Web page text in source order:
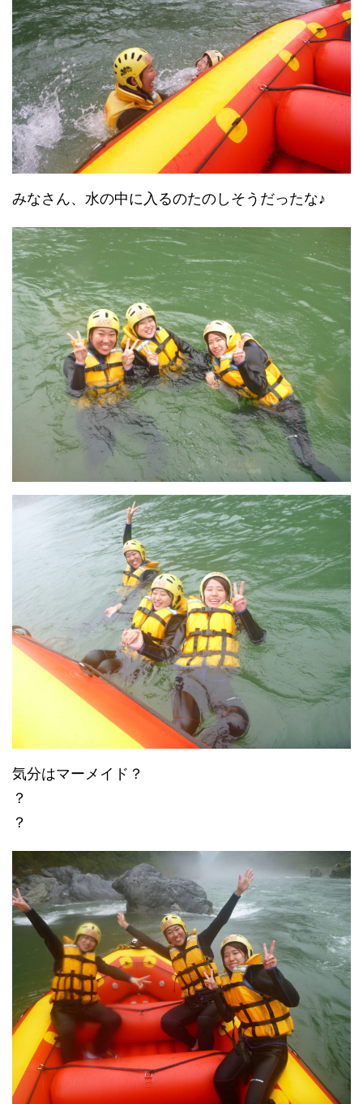
みなさん、水の中に入るのたのしそうだったな♪
気分はマーメイド？
？
？